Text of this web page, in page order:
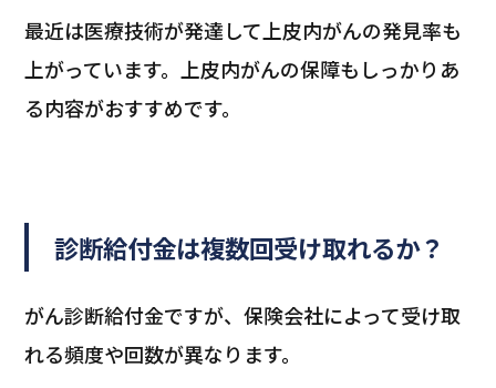
最近は医療技術が発達して上皮内がんの発見率も
上がっています。上皮内がんの保障もしっかりあ
る内容がおすすめです。
診断給付金は複数回受け取れるか？
がん診断給付金ですが、保険会社によって受け取
れる頻度や回数が異なります。